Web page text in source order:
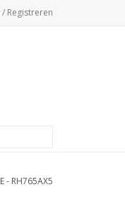
Registreren
- RH765AX5